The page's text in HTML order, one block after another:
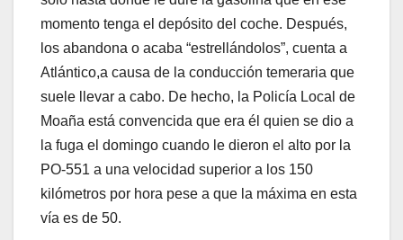
momento tenga el depósito del coche. Después,
los abandona o acaba “estrellándolos”, cuenta a
Atlántico,a causa de la conducción temeraria que
suele llevar a cabo. De hecho, la Policía Local de
Moaña está convencida que era él quien se dio a
la fuga el domingo cuando le dieron el alto por la
PO-551 a una velocidad superior a los 150
kilómetros por hora pese a que la máxima en esta
vía es de 50.